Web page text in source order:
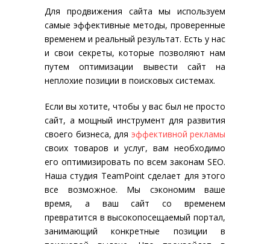
Для продвижения сайта мы используем
самые эффективные методы, проверенные
временем и реальный результат. Есть у нас
и свои секреты, которые позволяют нам
путем оптимизации вывести сайт на
неплохие позиции в поисковых системах.
Если вы хотите, чтобы у вас был не просто
сайт, а мощный инструмент для развития
своего бизнеса, для эффективной рекламы
своих товаров и услуг, вам необходимо
его оптимизировать по всем законам SEO.
Наша студия TeamPoint сделает для этого
все возможное. Мы сэкономим ваше
время, а ваш сайт со временем
превратится в высокопосещаемый портал,
занимающий конкретные позиции в